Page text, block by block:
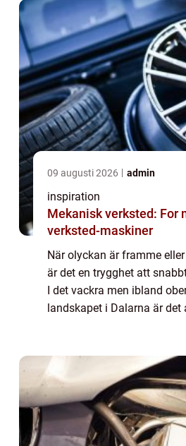
09 augusti 2026 admin
inspiration
Mekanisk verksted: For
verksted-maskiner
När olyckan är framme
är det en trygghet att
I det vackra men ibland
landskapet i Dalarna är